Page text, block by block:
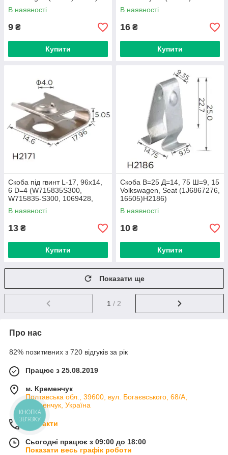
В наявності
9 ₴
Купити
В наявності
16 ₴
Купити
Скоба під гвинт L-17, 96x14,
6 D=4 (W715835S300,
W715835-S300, 1069428,
16215) (H2171)
В наявності
13 ₴
Купити
Скоба В=25 Д=14, 75 Ш=9, 15
Volkswagen, Seat (1J6867276,
16505)H2186)
В наявності
10 ₴
Купити
Показати ще
1 / 2
Про нас
82% позитивних з 720 відгуків за рік
Працює з 25.08.2019
м. Кременчук
Полтавська обл., 39600, вул. Богаєвського, 68/А,
Кременчук, Україна
Контакти
Сьогодні працює з 09:00 до 18:00
Показати весь графік роботи
КНОПКА
ЗВ'ЯЗКУ